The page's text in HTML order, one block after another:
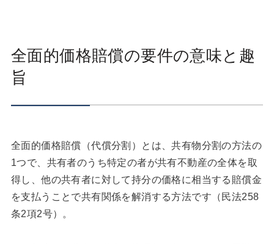
全面的価格賠償の要件の意味と趣
旨
全面的価格賠償（代償分割）とは、共有物分割の方法の
1つで、共有者のうち特定の者が共有不動産の全体を取
得し、他の共有者に対して持分の価格に相当する賠償金
を支払うことで共有関係を解消する方法です（民法258
条2項2号）。